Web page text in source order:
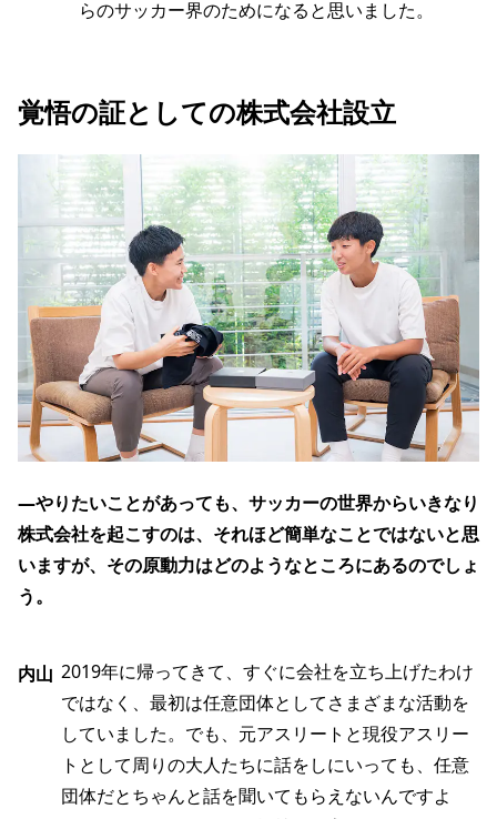
らのサッカー界のためになると思いました。
覚悟の証としての株式会社設立
―やりたいことがあっても、サッカーの世界からいきなり
株式会社を起こすのは、それほど簡単なことではないと思
いますが、その原動力はどのようなところにあるのでしょ
う。
内山 2019年に帰ってきて、すぐに会社を立ち上げたわけ
ではなく、最初は任意団体としてさまざまな活動を
していました。でも、元アスリートと現役アスリー
トとして周りの大人たちに話をしにいっても、任意
団体だとちゃんと話を聞いてもらえないんですよ